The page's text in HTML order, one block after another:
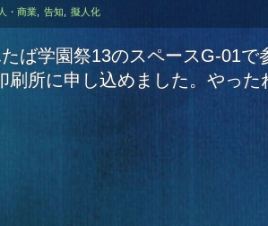
・商業 告知 擬人化
ば学園祭13のスペースG-01で
刷所に申し込めました。やった